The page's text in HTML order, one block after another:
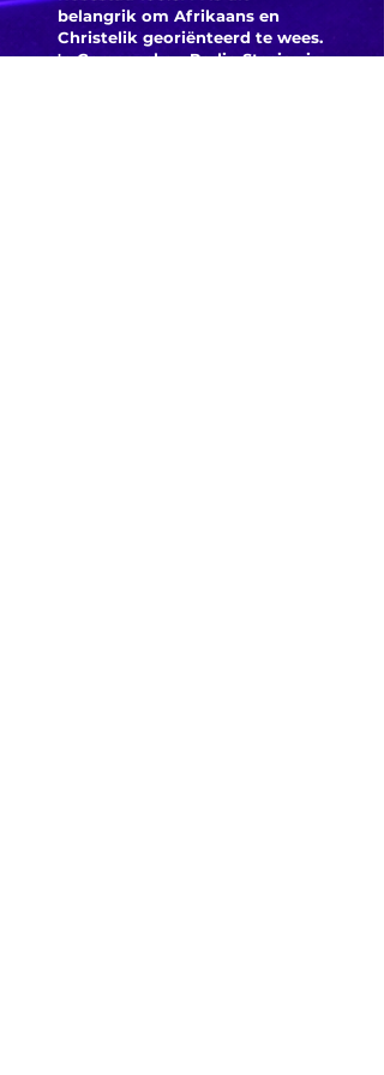
belangrik om Afrikaans en
Christelik georiënteerd te wees.
'n Gemeenskap Radio Stasie vir